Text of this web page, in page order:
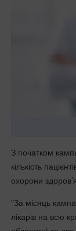
З початком
кількість
охорони
"За місяць
лікарів на всю